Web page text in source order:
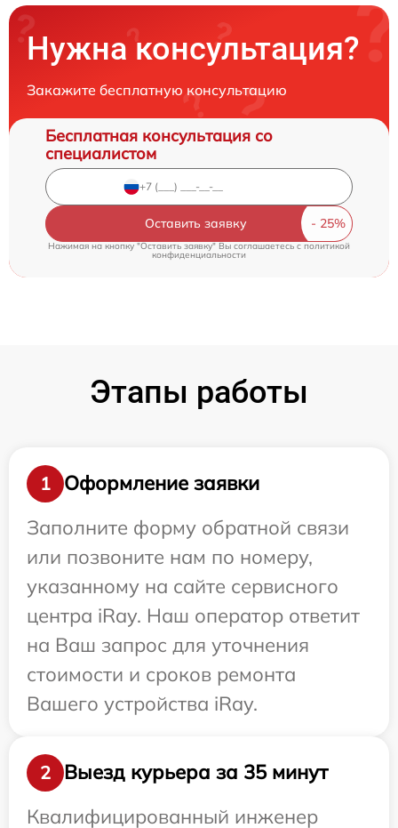
Нужна консультация?
Закажите бесплатную консультацию
Бесплатная консультация со
специалистом
Оставить заявку
Нажимая на кнопку "Оставить заявку" Вы соглашаетесь cполитикой
конфиденциальности
Этапы работы
1
Оформление заявки
Заполните форму обратной связи
или позвоните нам по номеру,
указанному на сайте сервисного
центра iRay. Наш оператор ответит
на Ваш запрос для уточнения
стоимости и сроков ремонта
Вашего устройства iRay.
2
Выезд курьера за 35 минут
Квалифицированный инженер